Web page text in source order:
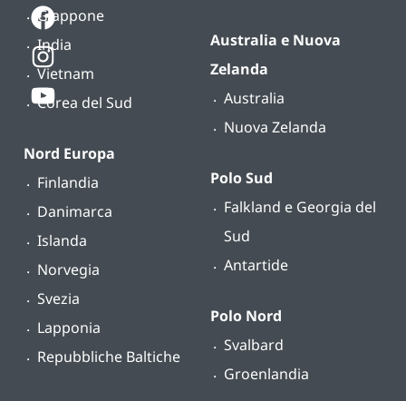
Giappone
India
Vietnam
Corea del Sud
Nord Europa
Finlandia
Danimarca
Islanda
Norvegia
Svezia
Lapponia
Repubbliche Baltiche
Australia e Nuova
Zelanda
Australia
Nuova Zelanda
Polo Sud
Falkland e Georgia del
Sud
Antartide
Polo Nord
Svalbard
Groenlandia